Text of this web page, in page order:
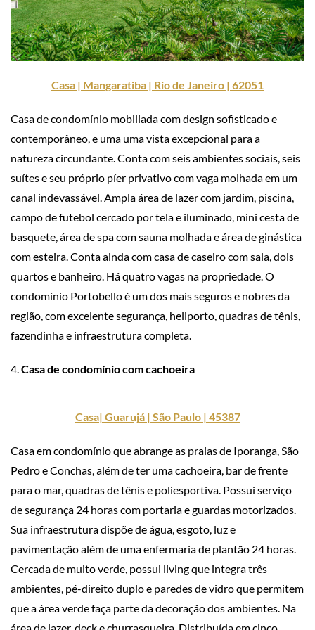
Casa | Mangaratiba | Rio de Janeiro | 62051
Casa de condomínio mobiliada com design sofisticado e
contemporâneo, e uma uma vista excepcional para a
natureza circundante. Conta com seis ambientes sociais, seis
suítes e seu próprio píer privativo com vaga molhada em um
canal indevassável. Ampla área de lazer com jardim, piscina,
campo de futebol cercado por tela e iluminado, mini cesta de
basquete, área de spa com sauna molhada e área de ginástica
com esteira. Conta ainda com casa de caseiro com sala, dois
quartos e banheiro. Há quatro vagas na propriedade. O
condomínio Portobello é um dos mais seguros e nobres da
região, com excelente segurança, heliporto, quadras de tênis,
fazendinha e infraestrutura completa.
4.Casa de condomínio com cachoeira
Casa| Guarujá | São Paulo | 45387
Casa em condomínio que abrange as praias de Iporanga, São
Pedro e Conchas, além de ter uma cachoeira, bar de frente
para o mar, quadras de tênis e poliesportiva. Possui serviço
de segurança 24 horas com portaria e guardas motorizados.
Sua infraestrutura dispõe de água, esgoto, luz e
pavimentação além de uma enfermaria de plantão 24 horas.
Cercada de muito verde, possui living que integra três
ambientes, pé-direito duplo e paredes de vidro que permitem
que a área verde faça parte da decoração dos ambientes. Na